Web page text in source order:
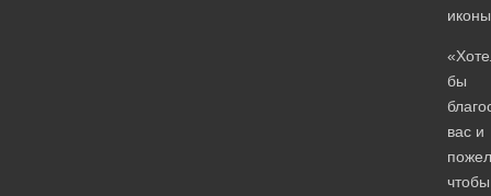
бы
вас и
чтобы